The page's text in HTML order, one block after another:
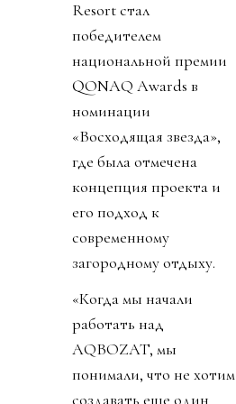
Resort стал
победителем
национальной премии
QONAQ Awards в
номинации
«Восходящая звезда»,
где была отмечена
концепция проекта и
его подход к
современному
загородному отдыху.
«Когда мы начали
работать над
AQBOZAT, мы
понимали, что не хотим
создавать еще один